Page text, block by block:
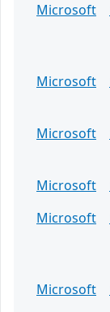
Microsoft
Microsoft
Microsoft
Microsoft
Microsoft
Microsoft